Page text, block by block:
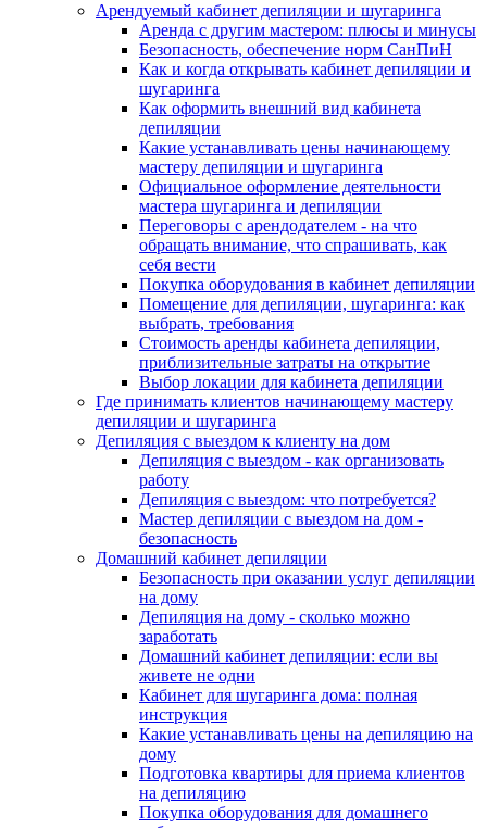
Арендуемый кабинет депиляции и шугаринга
Аренда с другим мастером: плюсы и минусы
Безопасность, обеспечение норм СанПиН
Как и когда открывать кабинет депиляции и
шугаринга
Как оформить внешний вид кабинета
депиляции
Какие устанавливать цены начинающему
мастеру депиляции и шугаринга
Официальное оформление деятельности
мастера шугаринга и депиляции
Переговоры с арендодателем - на что
обращать внимание, что спрашивать, как
себя вести
Покупка оборудования в кабинет депиляции
Помещение для депиляции, шугаринга: как
выбрать, требования
Стоимость аренды кабинета депиляции,
приблизительные затраты на открытие
Выбор локации для кабинета депиляции
Где принимать клиентов начинающему мастеру
депиляции и шугаринга
Депиляция с выездом к клиенту на дом
Депиляция с выездом - как организовать
работу
Депиляция с выездом: что потребуется?
Мастер депиляции с выездом на дом -
безопасность
Домашний кабинет депиляции
Безопасность при оказании услуг депиляции
на дому
Депиляция на дому - сколько можно
заработать
Домашний кабинет депиляции: если вы
живете не одни
Кабинет для шугаринга дома: полная
инструкция
Какие устанавливать цены на депиляцию на
дому
Подготовка квартиры для приема клиентов
на депиляцию
Покупка оборудования для домашнего